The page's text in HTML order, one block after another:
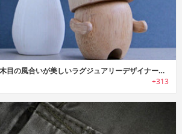
Pecanpals Woodys｜木目の風合いが美しいラグジュアリーデザイナーウッドトイ「ペカンパルウッディーズ」
+313